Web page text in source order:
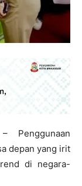
Penggunaan
depan yang irit
di negara-